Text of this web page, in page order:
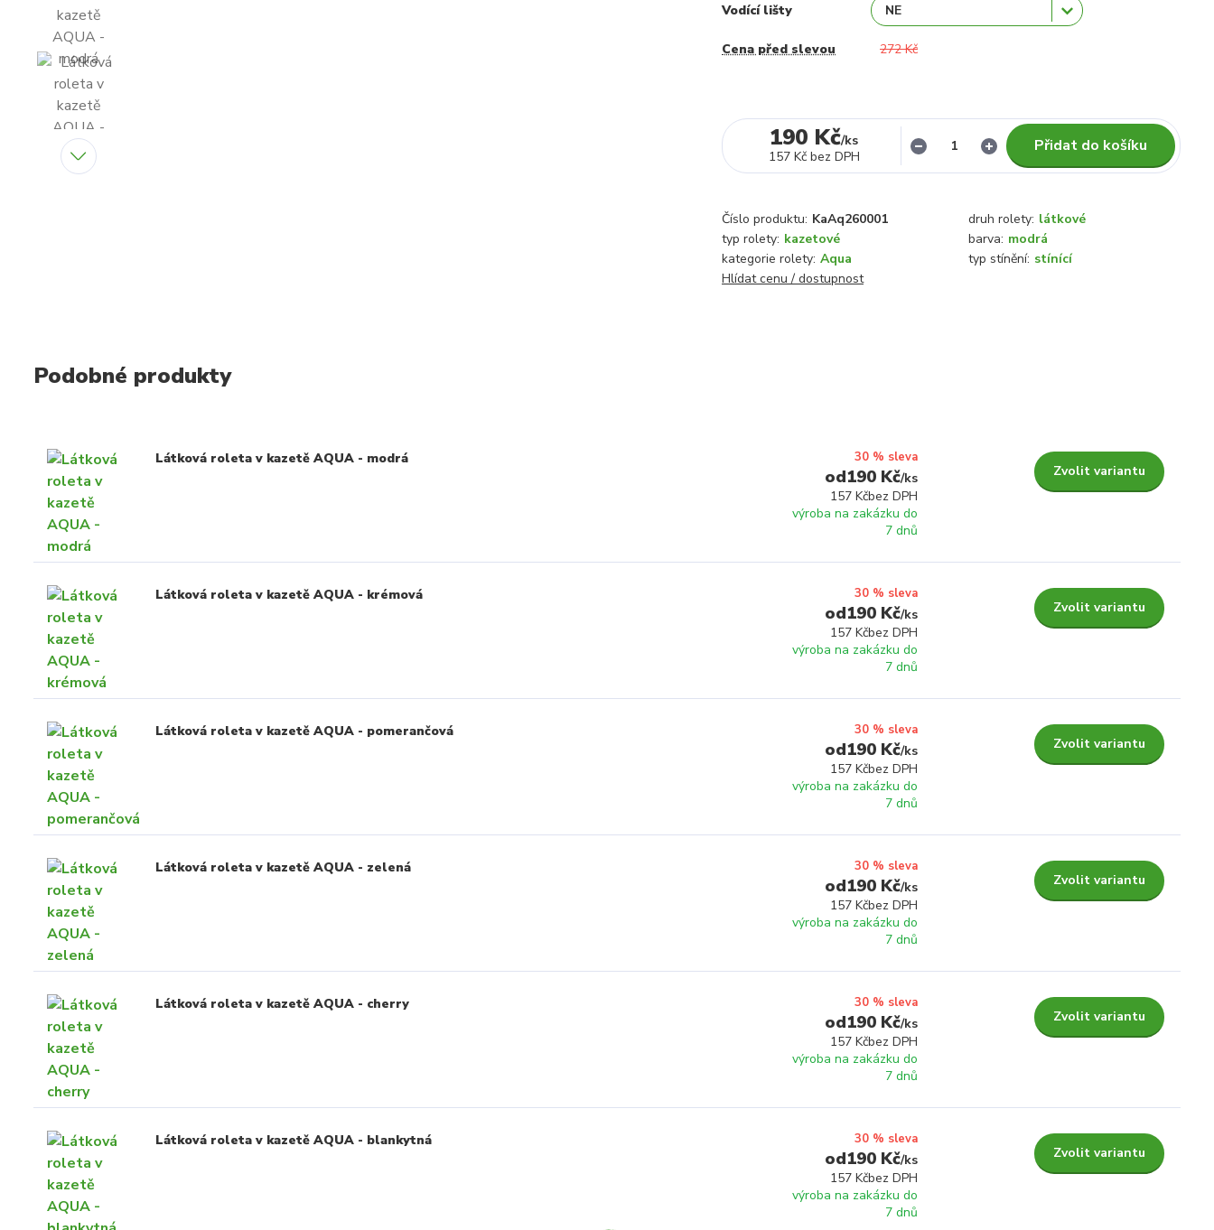
Vodící lišty
Cena před slevou 272 Kč
190 Kč/ks
157 Kč bez DPH
Přidat do košíku
Číslo produktu: KaAq260001 druh rolety: látkové
typ rolety: kazetové barva: modrá
kategorie rolety: Aqua typ stínění: stínící
Hlídat cenu / dostupnost
Podobné produkty
Látková roleta v kazetě AQUA - modrá 30 % sleva
190 Kč/ks
157 Kčbez DPH
výroba na zakázku do
7 dnů
Zvolit variantu
Látková roleta v kazetě AQUA - krémová 30 % sleva
190 Kč/ks
157 Kčbez DPH
výroba na zakázku do
7 dnů
Zvolit variantu
Látková roleta v kazetě AQUA - pomerančová 30 % sleva
190 Kč/ks
157 Kčbez DPH
výroba na zakázku do
7 dnů
Zvolit variantu
Látková roleta v kazetě AQUA - zelená 30 % sleva
190 Kč/ks
157 Kčbez DPH
výroba na zakázku do
7 dnů
Zvolit variantu
Látková roleta v kazetě AQUA - cherry 30 % sleva
190 Kč/ks
157 Kčbez DPH
výroba na zakázku do
7 dnů
Zvolit variantu
Látková roleta v kazetě AQUA - blankytná 30 % sleva
190 Kč/ks
157 Kčbez DPH
výroba na zakázku do
7 dnů
Zvolit variantu